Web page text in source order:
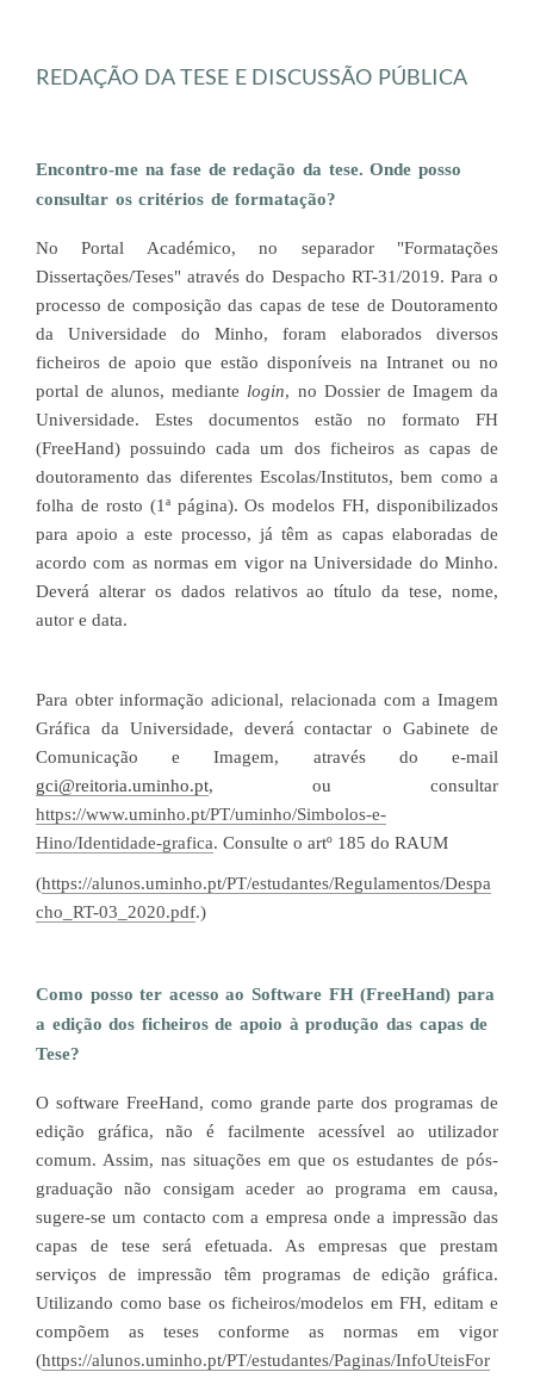
REDAÇÃO DA TESE E DISCUSSÃO PÚBLICA
Encontro-me na fase de redação da tese. Onde posso
consultar os critérios de formatação?
No Portal Académico, no separador "Formatações
Dissertações/Teses" através do Despacho RT-31/2019. Para o
processo de composição das capas de tese de Doutoramento
da Universidade do Minho, foram elaborados diversos
ficheiros de apoio que estão disponíveis na Intranet ou no
portal de alunos, mediante login, no Dossier de Imagem da
Universidade. Estes documentos estão no formato FH
(FreeHand) possuindo cada um dos ficheiros as capas de
doutoramento das diferentes Escolas/Institutos, bem como a
folha de rosto (1ª página). Os modelos FH, disponibilizados
para apoio a este processo, já têm as capas elaboradas de
acordo com as normas em vigor na Universidade do Minho.
Deverá alterar os dados relativos ao título da tese, nome,
autor e data.
Para obter informação adicional, relacionada com a Imagem
Gráfica da Universidade, deverá contactar o Gabinete de
Comunicação e Imagem, através do e-mail
gci@reitoria.uminho.pt, ou consultar
https://www.uminho.pt/PT/uminho/Simbolos-e-
Hino/Identidade-grafica. Consulte o artº 185 do RAUM
(https://alunos.uminho.pt/PT/estudantes/Regulamentos/Despa
cho_RT-03_2020.pdf.)
Como posso ter acesso ao Software FH (FreeHand) para
a edição dos ficheiros de apoio à produção das capas de
Tese?
O software FreeHand, como grande parte dos programas de
edição gráfica, não é facilmente acessível ao utilizador
comum. Assim, nas situações em que os estudantes de pós-
graduação não consigam aceder ao programa em causa,
sugere-se um contacto com a empresa onde a impressão das
capas de tese será efetuada. As empresas que prestam
serviços de impressão têm programas de edição gráfica.
Utilizando como base os ficheiros/modelos em FH, editam e
compõem as teses conforme as normas em vigor
(https://alunos.uminho.pt/PT/estudantes/Paginas/InfoUteisFor